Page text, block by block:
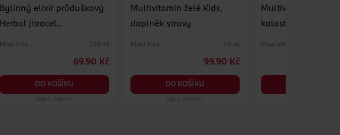
Bylinný elixír průduškový
Herbal jitrocel
Maxi Vita 200 ml
69.90 Kč
DO KOŠÍKU
Obj. č.: 304757
Multivitamin želé Kids,
doplněk stravy
Maxi Vita 40 ks
99.90 Kč
DO KOŠÍKU
Obj. č.: 495967
Multivitamin Kids +
kolostrum,
Maxi Vita